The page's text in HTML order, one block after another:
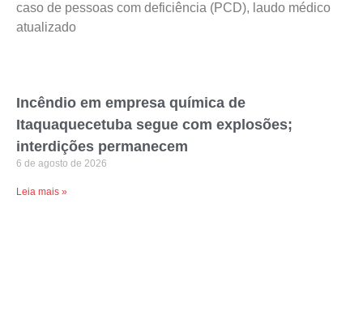
caso de pessoas com deficiência (PCD), laudo médico
atualizado
Incêndio em empresa química de
Itaquaquecetuba segue com explosões;
interdições permanecem
6 de agosto de 2026
Leia mais »